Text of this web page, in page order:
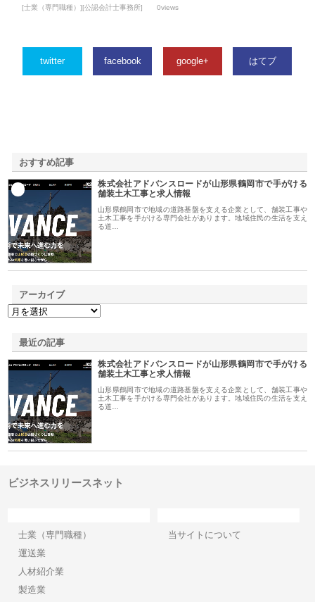
[士業（専門職種）][公認会計士事務所] 0views
twitter facebook google+ はてブ
おすすめ記事
株式会社アドバンスロードが山形県鶴岡市で手がける
舗装土木工事と求人情報
山形県鶴岡市で地域の道路基盤を支える企業として、舗装工事や
土木工事を手がける専門会社があります。地域住民の生活を支え
る道…
アーカイブ
最近の記事
株式会社アドバンスロードが山形県鶴岡市で手がける
舗装土木工事と求人情報
山形県鶴岡市で地域の道路基盤を支える企業として、舗装工事や
土木工事を手がける専門会社があります。地域住民の生活を支え
る道…
ビジネスリリースネット
士業（専門職種）
運送業
人材紹介業
製造業
当サイトについて